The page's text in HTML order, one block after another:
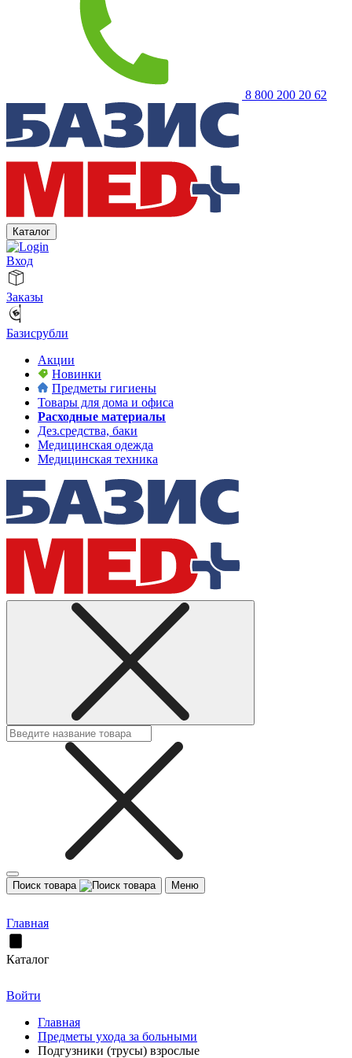
8 800 200 20 62
Каталог
Вход
Заказы
Базисрубли
Акции
Новинки
Предметы гигиены
Товары для дома и офиса
Расходные материалы
Дез.средства, баки
Медицинская одежда
Медицинская техника
Поиск товара Меню
Главная
Каталог
Войти
Главная
Предметы ухода за больными
Подгузники (трусы) взрослые